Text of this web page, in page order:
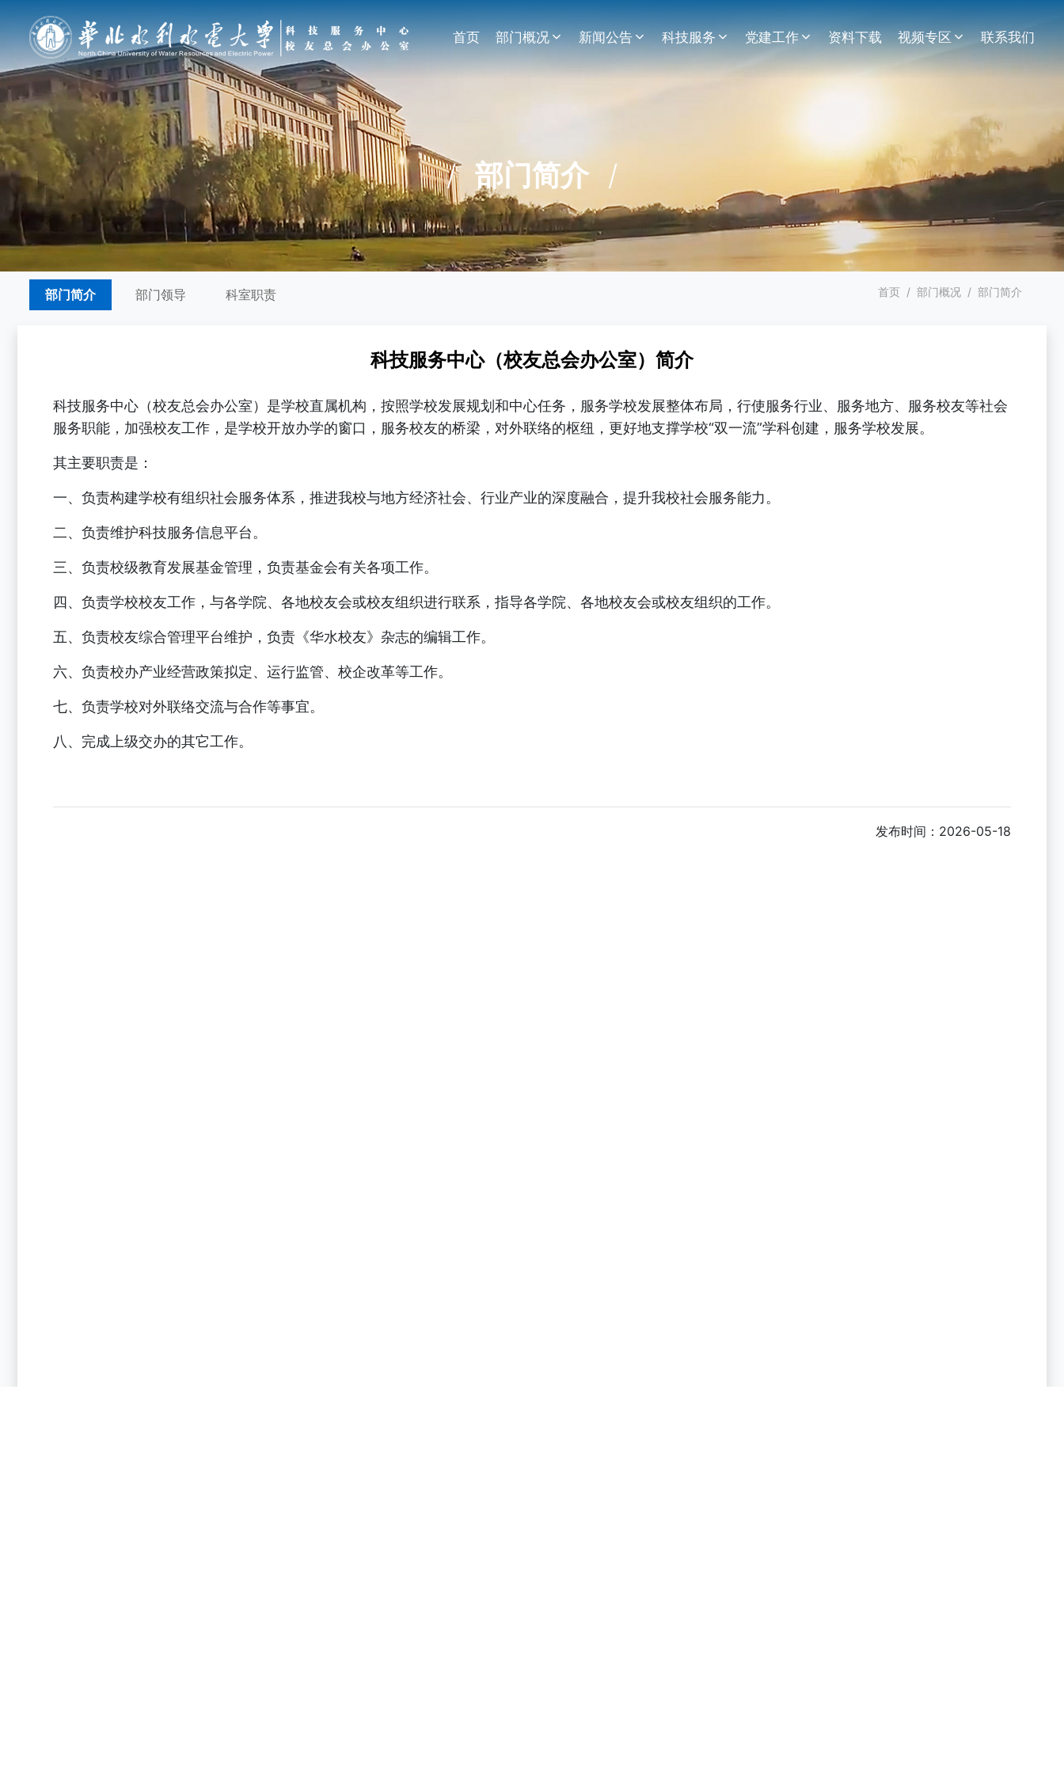
首页 部门概况 新闻公告 科技服务 党建工作 资料下载 视频专区 联系我们
/ 部门简介 /
部门简介 部门领导 科室职责 首页 部门概况 部门简介
科技服务中心（校友总会办公室）简介
科技服务中心（校友总会办公室）是学校直属机构，按照学校发展规划和中心任务，服务学校发展整体布局，行使服务行业、服务地方、服务校友等社会
服务职能，加强校友工作，是学校开放办学的窗口，服务校友的桥梁，对外联络的枢纽，更好地支撑学校“双一流”学科创建，服务学校发展。
其主要职责是：
一、负责构建学校有组织社会服务体系，推进我校与地方经济社会、行业产业的深度融合，提升我校社会服务能力。
二、负责维护科技服务信息平台。
三、负责校级教育发展基金管理，负责基金会有关各项工作。
四、负责学校校友工作，与各学院、各地校友会或校友组织进行联系，指导各学院、各地校友会或校友组织的工作。
五、负责校友综合管理平台维护，负责《华水校友》杂志的编辑工作。
六、负责校办产业经营政策拟定、运行监管、校企改革等工作。
七、负责学校对外联络交流与合作等事宜。
八、完成上级交办的其它工作。
发布时间：2026-05-18